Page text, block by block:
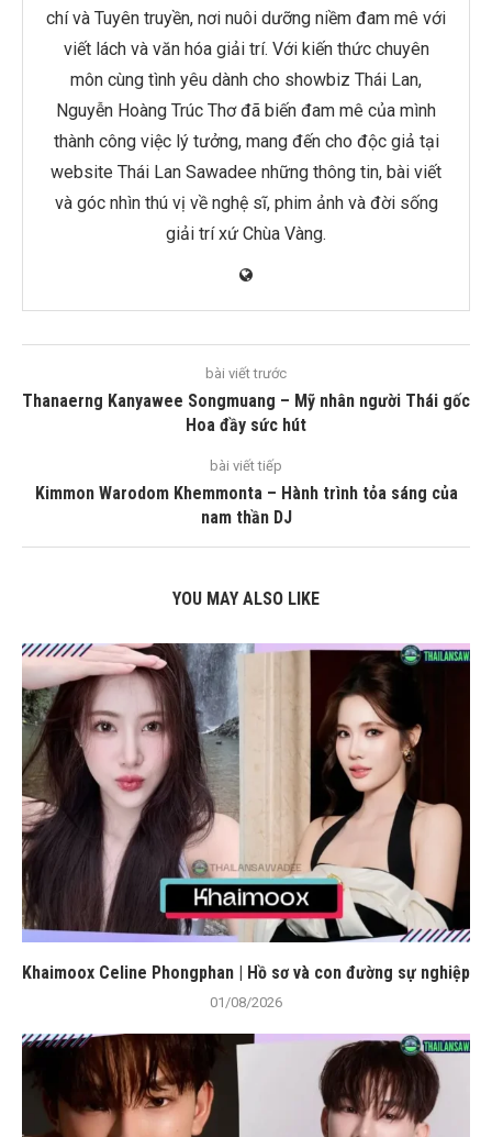
chí và Tuyên truyền, nơi nuôi dưỡng niềm đam mê với
viết lách và văn hóa giải trí. Với kiến thức chuyên
môn cùng tình yêu dành cho showbiz Thái Lan,
Nguyễn Hoàng Trúc Thơ đã biến đam mê của mình
thành công việc lý tưởng, mang đến cho độc giả tại
website Thái Lan Sawadee những thông tin, bài viết
và góc nhìn thú vị về nghệ sĩ, phim ảnh và đời sống
giải trí xứ Chùa Vàng.
bài viết trước
Thanaerng Kanyawee Songmuang – Mỹ nhân người Thái gốc
Hoa đầy sức hút
bài viết tiếp
Kimmon Warodom Khemmonta – Hành trình tỏa sáng của
nam thần DJ
YOU MAY ALSO LIKE
Khaimoox Celine Phongphan | Hồ sơ và con đường sự nghiệp
01/08/2026